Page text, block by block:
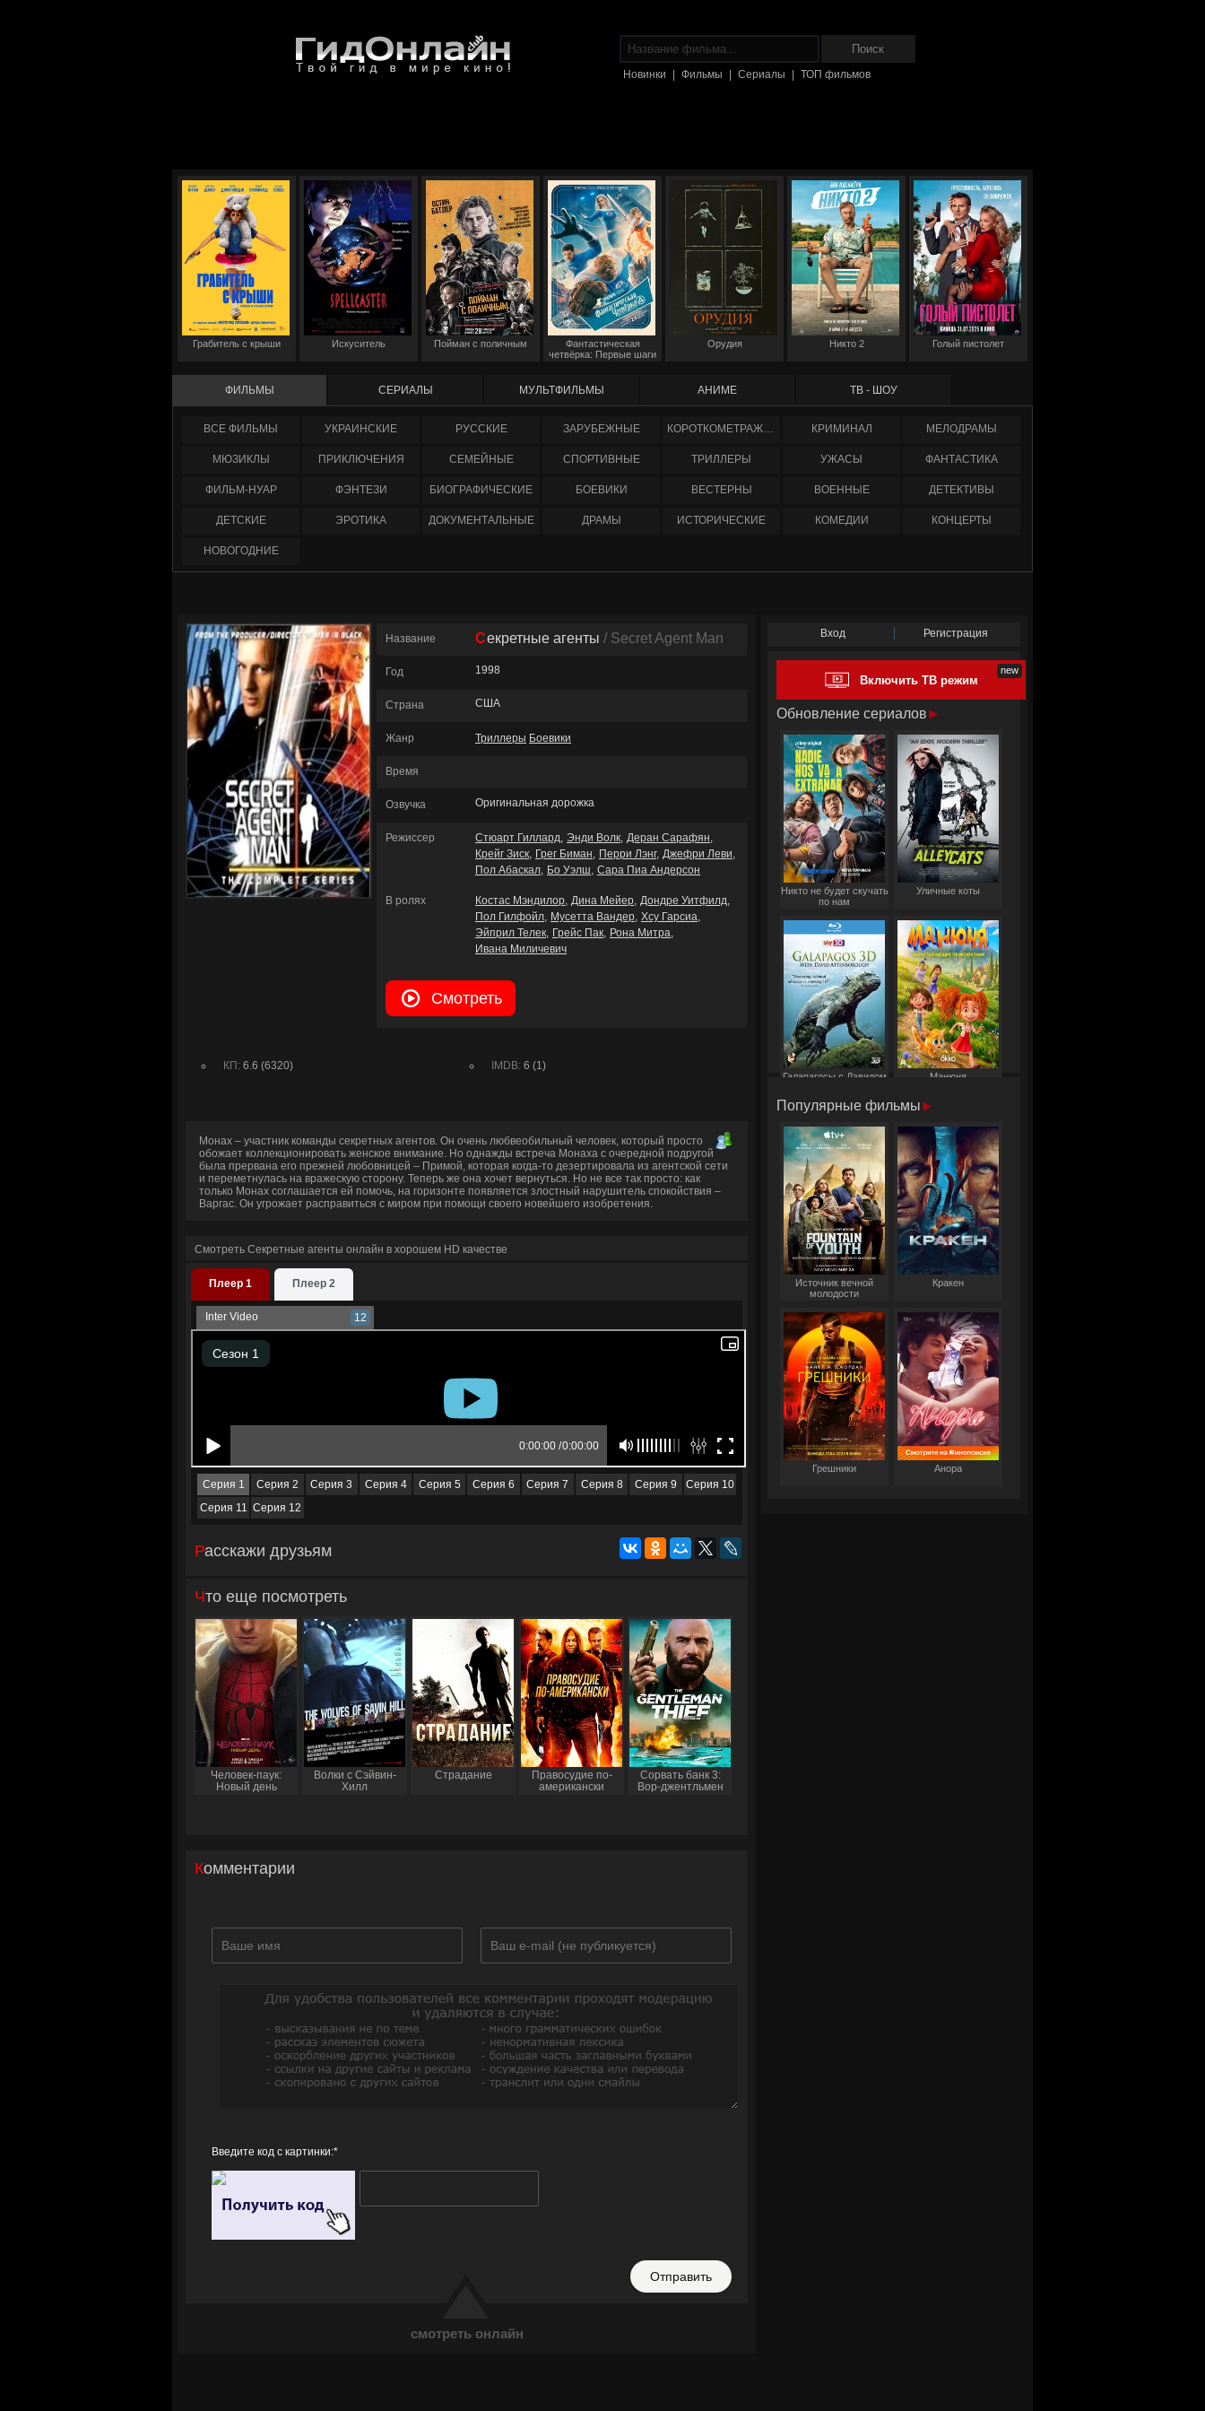
Новинки Фильмы Сериалы ТОП фильмов
Грабитель с крыши Искуситель Пойман с поличным
Фантастическая
четвёрка: Первые шаги
Орудия Никто 2 Голый пистолет
ФИЛЬМЫ СЕРИАЛЫ МУЛЬТФИЛЬМЫ АНИМЕ ТВ - ШОУ
ФИЛЬМЫ УКРАИНCКИЕ РУССКИЕ ЗАРУБЕЖНЫЕ КОРОТКОМЕТРАЖНЫЕ КРИМИНАЛ МЕЛОДРАМЫ
МЮЗИКЛЫ ПРИКЛЮЧЕНИЯ СЕМЕЙНЫЕ СПОРТИВНЫЕ ТРИЛЛЕРЫ УЖАСЫ ФАНТАСТИКА
ФИЛЬМ-НУАР ФЭНТЕЗИ БИОГРАФИЧЕСКИЕ БОЕВИКИ ВЕСТЕРНЫ ВОЕННЫЕ ДЕТЕКТИВЫ
ДЕТСКИЕ ЭРОТИКА ДОКУМЕНТАЛЬНЫЕ ДРАМЫ ИСТОРИЧЕСКИЕ КОМЕДИИ КОНЦЕРТЫ
НОВОГОДНИЕ
смотреть онлайн
Название Секретные агенты / Secret Agent Man
Год 1998
Страна США
Жанр Триллеры Боевики
Время
Озвучка Оригинальная дорожка
Режиссер Стюарт Гиллард Энди Волк Деран Сарафян
Крейг Зиск
Грег Биман Перри Лэнг Джефри Леви
Пол Абаскал
Бо Уэлш Сара Пиа Андерсон
В ролях Костас Мэндилор Дина Мейер Дондре Уитфилд
Пол Гилфойл
Мусетта Вандер Хсу Гарсиа
Эйприл Телек
Грейс Пак
Рона Митра
Ивана Миличевич
Смотреть
КП: 6.6 (6320) IMDB:6 (1)
Монах – участник команды секретных агентов. Он очень любвеобильный человек, который просто
обожает коллекционировать женское внимание. Но однажды встреча Монаха с очередной подругой
была прервана его прежней любовницей – Примой, которая когда-то дезертировала из агентской сети
и переметнулась на вражескую сторону. Теперь же она хочет вернуться. Но не все так просто: как
только Монах соглашается ей помочь, на горизонте появляется злостный нарушитель спокойствия –
Варгас. Он угрожает расправиться с миром при помощи своего новейшего изобретения.
Смотреть Секретные агенты онлайн в хорошем HD качестве
Плеер 1 Плеер 2
Inter Video 12
Серия 1 Серия 2 Серия 3 Серия 4 Серия 5 Серия 6 Серия 7 Серия 8 Серия 9
Серия 10
Серия 11 Серия 12
Расскажи друзьям
Что еще посмотреть
Человек-паук:
Новый день
Волки с Сэйвин-
Хилл
Страдание
Правосудие по-
американски
Сорвать банк 3:
Вор-джентльмен
Комментарии
Введите код с картинки:*
Отправить
Вход Регистрация
Включить ТВ режим
Обновление сериалов
Никто не будет скучать
по нам
Уличные коты
Галапагосы с Дэвидом
Манюня
Популярные фильмы
Источник вечной
молодости
Кракен
Грешники Анора